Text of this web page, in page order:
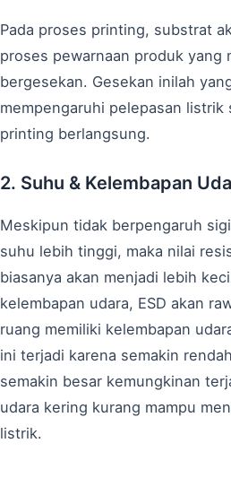
Pada proses printing, substrat
proses pewarnaan produk yang
bergesekan. Gesekan inilah
mempengaruhi pelepasan listrik
printing berlangsung.
2. Suhu & Kelembapan
Meskipun tidak berpengaruh
suhu lebih tinggi, maka nilai
biasanya akan menjadi lebih
kelembapan udara, ESD akan
ruang memiliki kelembapan
ini terjadi karena semakin
semakin besar kemungkinan
udara kering kurang mampu
listrik.